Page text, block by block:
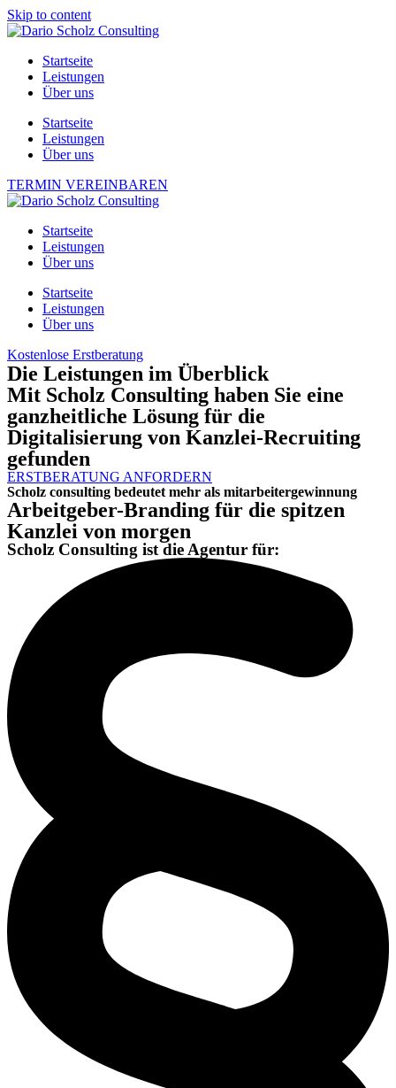
Skip to content
Startseite
Leistungen
Über uns
Startseite
Leistungen
Über uns
TERMIN VEREINBAREN
Startseite
Leistungen
Über uns
Startseite
Leistungen
Über uns
Kostenlose Erstberatung
Die Leistungen im Überblick
Mit Scholz Consulting haben Sie eine
ganzheitliche Lösung für die
Digitalisierung von Kanzlei-Recruiting
gefunden
ERSTBERATUNG ANFORDERN
Scholz consulting bedeutet mehr als mitarbeitergewinnung
Arbeitgeber-Branding für die spitzen
Kanzlei von morgen
Scholz Consulting ist die Agentur für: